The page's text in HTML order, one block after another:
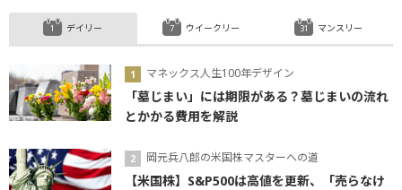
デイリー
マネックス人生100年デザイン
「墓じまい」には期限がある？墓じまいの流れ
とかかる費用を解説
岡元兵八郎の米国株マスターへの道
【米国株】S&P500は高値を更新、「売らなけ
ウイークリー マンスリー